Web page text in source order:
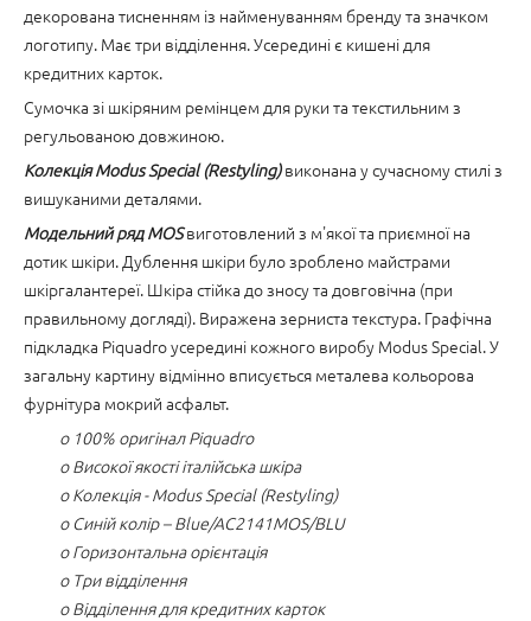
декорована тисненням із найменуванням бренду та значком
логотипу. Має три відділення. Усередині є кишені для
кредитних карток.
Сумочка зі шкіряним ремінцем для руки та текстильним з
регульованою довжиною.
Колекція Modus Special (Restyling) виконана у сучасному стилі з
вишуканими деталями.
Модельний ряд MOS виготовлений з м'якої та приємної на
дотик шкіри. Дублення шкіри було зроблено майстрами
шкіргалантереї. Шкіра стійка до зносу та довговічна (при
правильному догляді). Виражена зерниста текстура. Графічна
підкладка Piquadro усередині кожного виробу Modus Special. У
загальну картину відмінно вписується металева кольорова
фурнітура мокрий асфальт.
o 100% оригінал Piquadro
o Високої якості італійська шкіра
o Колекція - Modus Special (Restyling)
o Синій колір – Blue/AC2141MOS/BLU
o Горизонтальна орієнтація
o Три відділення
o Відділення для кредитних карток